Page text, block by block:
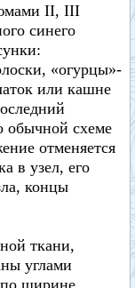
II, III
синего
«огурцы»-
или кашне
обычной схеме
отменяется
в узел, его
концы
ткани,
углами
ширине.